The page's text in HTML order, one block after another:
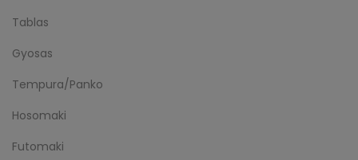
Tablas
Gyosas
Tempura/Panko
Hosomaki
Futomaki